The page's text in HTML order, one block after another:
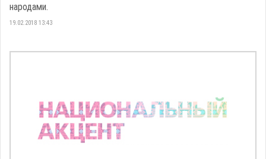
народами.
19.02.2018 13:43